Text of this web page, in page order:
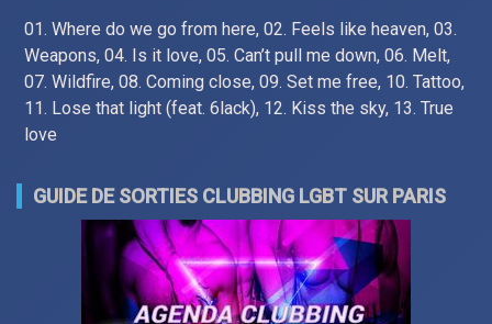
01. Where do we go from here, 02. Feels like heaven, 03.
Weapons, 04. Is it love, 05. Can’t pull me down, 06. Melt,
07. Wildfire, 08. Coming close, 09. Set me free, 10. Tattoo,
11. Lose that light (feat. 6lack), 12. Kiss the sky, 13. True
love
GUIDE DE SORTIES CLUBBING LGBT SUR PARIS